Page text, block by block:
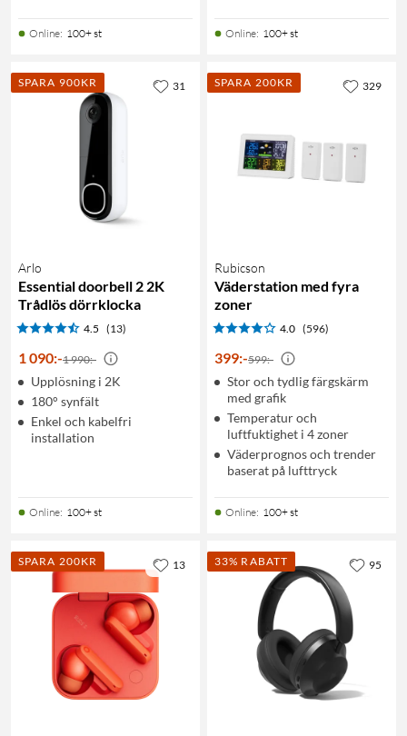
Online: 100+ st Online: 100+ st
SPARA 900KR
Arlo
Essential doorbell 2 2K
Trådlös dörrklocka
4.5 (13)
1 090:-1 990:-
Upplösning i 2K
180° synfält
Enkel och kabelfri
installation
Online: 100+ st
31 SPARA 200KR
Rubicson
Väderstation med fyra
zoner
4.0 (596)
399:-599:-
Stor och tydlig färgskärm
med grafik
Temperatur och
luftfuktighet i 4 zoner
Väderprognos och trender
baserat på lufttryck
Online: 100+ st
329
SPARA 200KR 13 33% RABATT 95